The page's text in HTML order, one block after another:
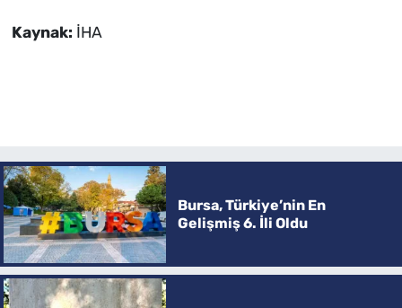
Kaynak: İHA
Bursa, Türkiye’nin En
Gelişmiş 6. İli Oldu